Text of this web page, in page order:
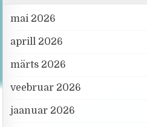
mai 2026
aprill 2026
märts 2026
veebruar 2026
jaanuar 2026